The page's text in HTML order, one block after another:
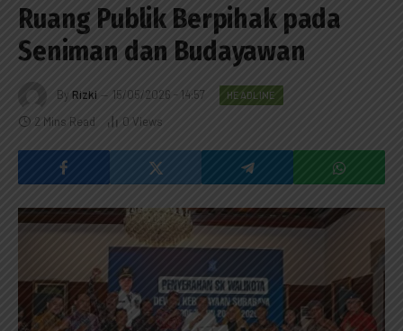
Ruang Publik Berpihak pada
Seniman dan Budayawan
By Rizki 15/05/2026 - 14:57 HEADLINE
2 Mins Read 0 Views